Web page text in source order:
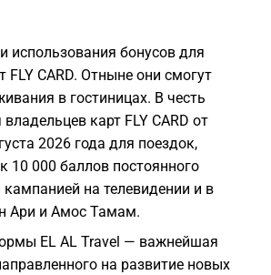
использования бонусов для
CARD. Отныне они смогут
в гостиницах. В честь
карт FLY CARD от
2026 года для поездок,
10 000 баллов постоянного
на телевидении и в
Ари и Амос Тамам.
EL AL Travel — важнейшая
на развитие новых